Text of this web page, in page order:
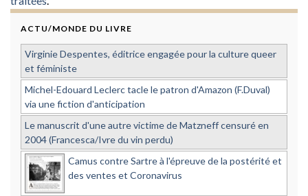
ACTU/MONDE DU LIVRE
Virginie Despentes, éditrice engagée pour la culture queer
et féministe
Michel-Edouard Leclerc tacle le patron d'Amazon (F.Duval)
via une fiction d'anticipation
Le manuscrit d'une autre victime de Matzneff censuré en
2004 (Francesca/Ivre du vin perdu)
Camus contre Sartre à l'épreuve de la postérité et
des ventes et Coronavirus